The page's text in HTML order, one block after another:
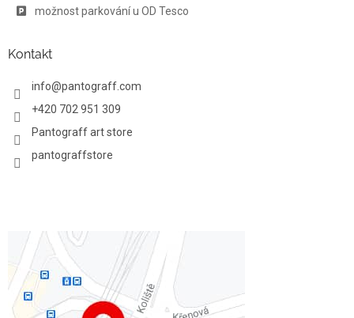
i
možnost parkování u OD Tesco
Kontakt
info@pantograff.com
+420 702 951 309
Pantograff art store
pantograffstore